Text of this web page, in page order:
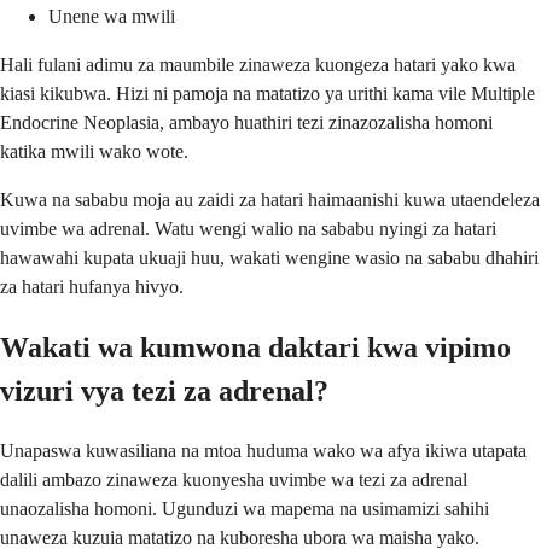
Unene wa mwili
Hali fulani adimu za maumbile zinaweza kuongeza hatari yako kwa
kiasi kikubwa. Hizi ni pamoja na matatizo ya urithi kama vile Multiple
Endocrine Neoplasia, ambayo huathiri tezi zinazozalisha homoni
katika mwili wako wote.
Kuwa na sababu moja au zaidi za hatari haimaanishi kuwa utaendeleza
uvimbe wa adrenal. Watu wengi walio na sababu nyingi za hatari
hawawahi kupata ukuaji huu, wakati wengine wasio na sababu dhahiri
za hatari hufanya hivyo.
Wakati wa kumwona daktari kwa vipimo
vizuri vya tezi za adrenal?
Unapaswa kuwasiliana na mtoa huduma wako wa afya ikiwa utapata
dalili ambazo zinaweza kuonyesha uvimbe wa tezi za adrenal
unaozalisha homoni. Ugunduzi wa mapema na usimamizi sahihi
unaweza kuzuia matatizo na kuboresha ubora wa maisha yako.